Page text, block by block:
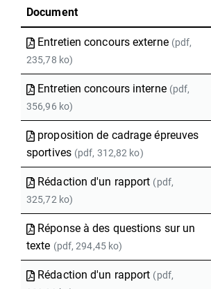
Document
Entretien concours externe (pdf,
235,78 ko)
Entretien concours interne (pdf,
356,96 ko)
proposition de cadrage épreuves
sportives (pdf, 312,82 ko)
Rédaction d'un rapport (pdf,
325,72 ko)
Réponse à des questions sur un
texte (pdf, 294,45 ko)
Rédaction d'un rapport (pdf,